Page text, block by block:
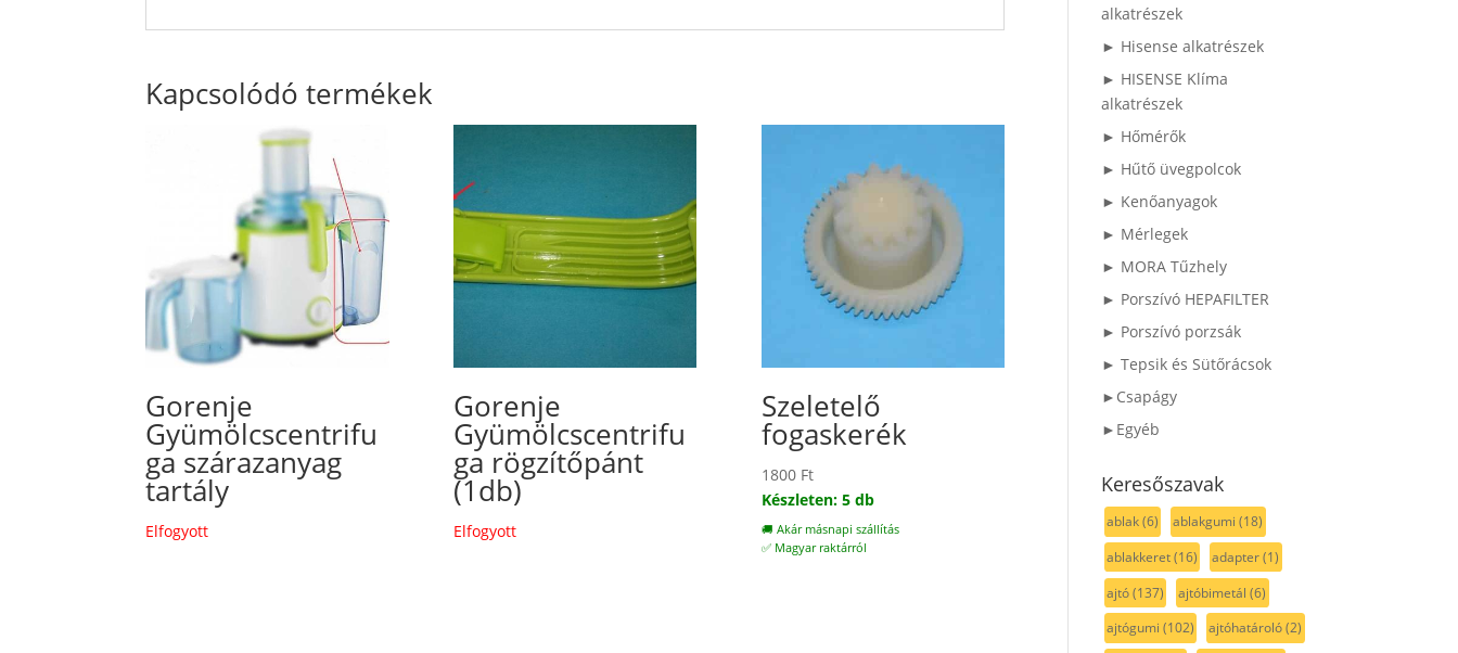
Kapcsolódó termékek
Gorenje
Gyümölcscentrifu
ga szárazanyag
tartály
Elfogyott
Gorenje
Gyümölcscentrifu
ga rögzítőpánt
(1db)
Elfogyott
Szeletelő
fogaskerék
1800 Ft
Készleten: 5 db
🚚 Akár másnapi szállítás
✅ Magyar raktárról
alkatrészek
► Hisense alkatrészek
► HISENSE Klíma
alkatrészek
► Hőmérők
► Hűtő üvegpolcok
► Kenőanyagok
► Mérlegek
► MORA Tűzhely
► Porszívó HEPAFILTER
► Porszívó porzsák
► Tepsik és Sütőrácsok
►Csapágy
►Egyéb
Keresőszavak
ablak(6) ablakgumi (18)
ablakkeret(16) adapter(1)
ajtó(137) ajtóbimetál (6)
ajtógumi (102) ajtóhatároló(2)